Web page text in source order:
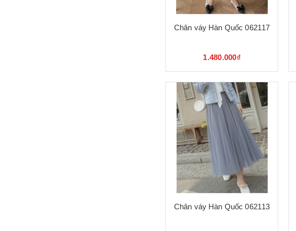
Chân váy Hàn Quốc 062117
1.480.000₫
Chân váy Hàn Quốc 062113